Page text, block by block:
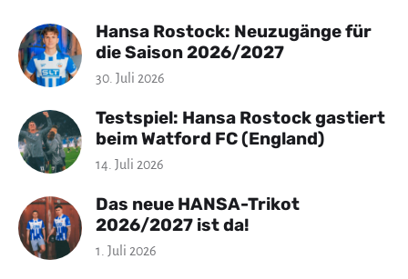
Hansa Rostock: Neuzugänge für
die Saison 2026/2027
30. Juli 2026
Testspiel: Hansa Rostock gastiert
beim Watford FC (England)
14. Juli 2026
Das neue HANSA-Trikot
2026/2027 ist da!
1. Juli 2026